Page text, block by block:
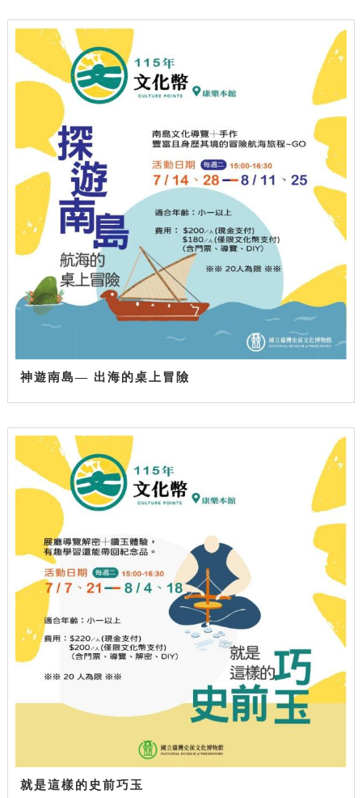
神遊南島— 出海的桌上冒險
就是這樣的史前巧玉